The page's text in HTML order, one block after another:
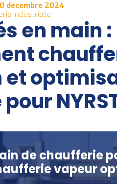
décembre 2024
industrielle
en main :
et
de chaufferie
vapeur